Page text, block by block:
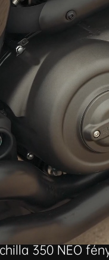
LED
350 NEO